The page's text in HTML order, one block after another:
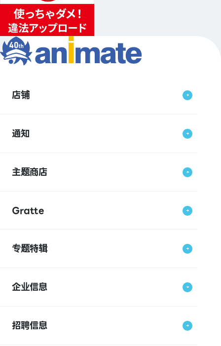
店铺
通知
主题商店
Gratte
专题特辑
企业信息
招聘信息